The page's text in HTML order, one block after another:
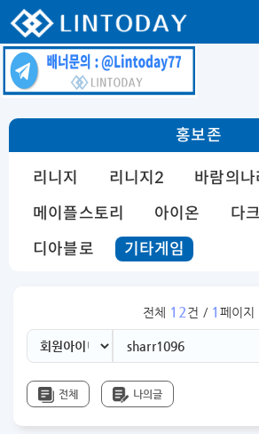
리니지 프리서버 홍보 및 프리서버 홍보 커뮤니티 사이트 린투데이
홍보존
리니지 리니지2
바람의나
메이플스토리
아이온 다
디아블로
기타게임
전체 12건 / 1 페이지
전체 나의글